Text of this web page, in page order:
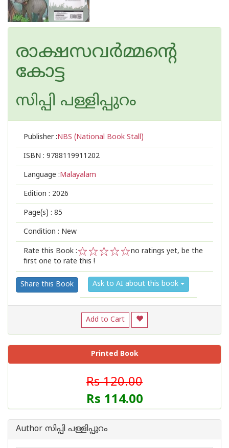
രാക്ഷസവർമ്മന്റെ
കോട്ട
സിപ്പി പള്ളിപ്പുറം
Publisher :NBS (National Book Stall)
ISBN : 9788119911202
Language :Malayalam
Edition : 2026
Page(s) : 85
Condition : New
Rate this Book :
2
1
no ratings yet, be the
first one to rate this !
Share this Book Ask to AI about this book
Add to Cart
Printed Book
Rs 120.00
Rs 114.00
Author സിപ്പി പള്ളിപ്പുറം